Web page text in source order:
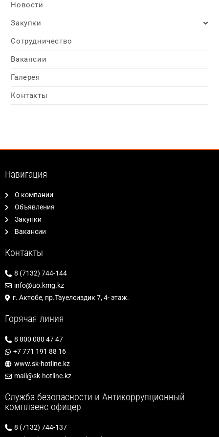
Новости
Закупки
Сотрудничество
Вакансии
Галерея
Контакты
Навигация
О компании
Объявления
Закупки
Вакансии
Контакты
8 (7132) 744-144
info@uo.kmg.kz
г. Актобе, пр.Тауелсиздик 7, 4- этаж.
Горячая линия
8 800 080 47 47
+7 771 191 88 16
www.sk-hotline.kz
mail@sk-hotline.kz
Служба безопасности и Антикоррупционный
комплаенс офицер
8 (7132) 744-137